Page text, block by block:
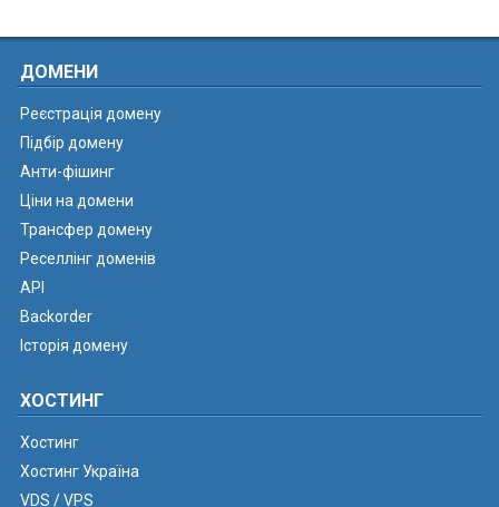
ДОМЕНИ
Реєстрація домену
Підбір домену
Анти-фішинг
Ціни на домени
Трансфер домену
Реселлінг доменів
API
Backorder
Історія домену
ХОСТИНГ
Хостинг
Хостинг Україна
VDS / VPS